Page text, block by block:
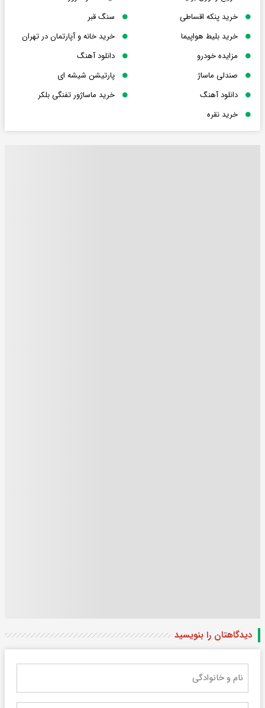
خرید پنکه اقساطی
سنگ قبر
خرید بلیط هواپیما
خرید خانه و آپارتمان در تهران
مزایده خودرو
دانلود آهنگ
صندلی ماساژ
پارتیشن شیشه ای
دانلود آهنگ
خرید ماساژور تفنگی بلکر
خرید نقره
دیدگاهتان را بنویسید